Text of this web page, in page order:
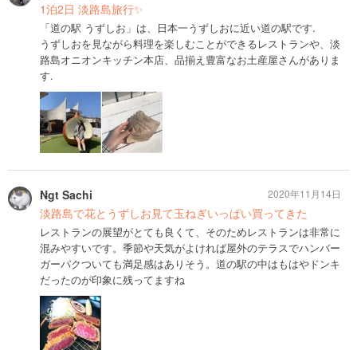
1泊2日 淡路島旅行✨
「道の駅 うずしお」は、日本一うずしおに近い道の駅です.
うずしおを見ながら料理を楽しむことができるレストランや、淡
路島オニオンキッチン本店、品揃え豊富なお土産屋さんがありま
す.
Ngt Sachi
淡路島で花とうずしお見て玉ねぎいっぱい買ってきた
レストランの展望がとても良くて、そのためレストランは非常に
混みやすいです。季節や天気がよければ屋外のテラスでハンバー
ガーパクついても満足感はありそう。道の駅の中はもはやドンキ
だったのが印象に残ってますね
2020年11月14日